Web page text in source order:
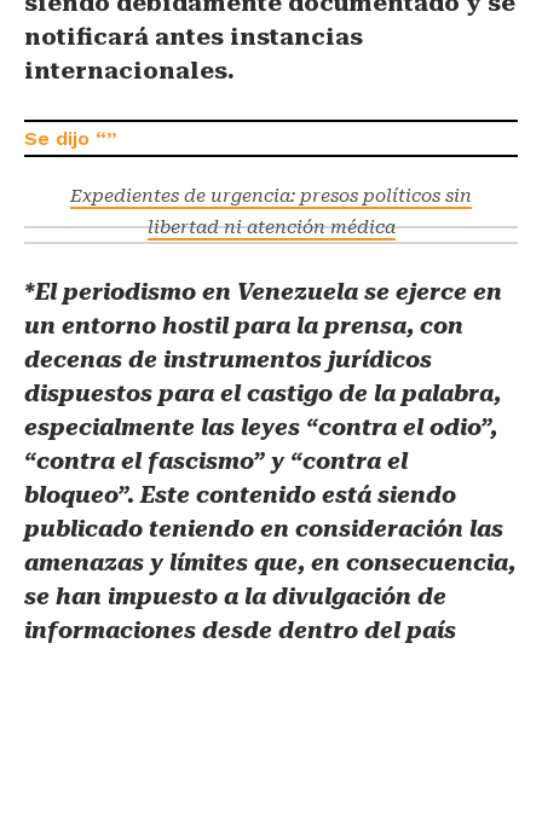
notificará antes instancias
internacionales.
Expedientes de urgencia: presos políticos sin
libertad ni atención médica
*El periodismo en Venezuela se ejerce en
un entorno hostil para la prensa, con
decenas de instrumentos jurídicos
dispuestos para el castigo de la palabra,
especialmente las leyes “contra el odio”,
“contra el fascismo” y “contra el
bloqueo”. Este contenido está siendo
publicado teniendo en consideración las
amenazas y límites que, en consecuencia,
se han impuesto a la divulgación de
informaciones desde dentro del país